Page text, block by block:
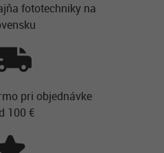
fototechniky na
pri objednávke
100 €